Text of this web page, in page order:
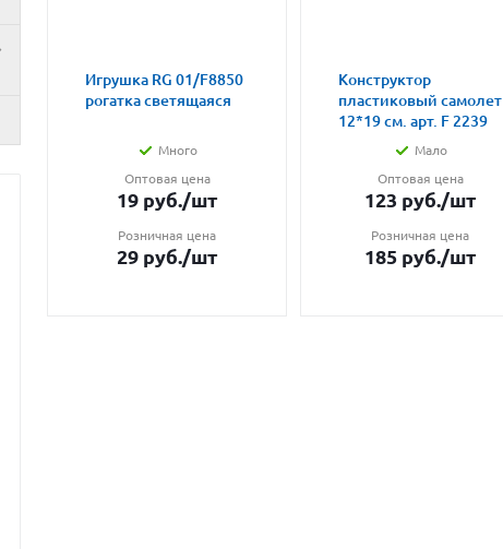
Игрушка RG 01/F8850
рогатка светящаяся
Много
Оптовая цена
19 руб./шт
Розничная цена
29 руб./шт
Конструктор
пластиковый самолет
12*19 см. арт. F 2239
Мало
Оптовая цена
123 руб./шт
Розничная цена
185 руб./шт